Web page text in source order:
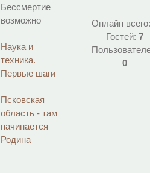
Бессмертие
возможно
Наука и
техника.
Первые шаги
Псковская
область - там
начинается
Родина
Онлайн
Гостей:7
0